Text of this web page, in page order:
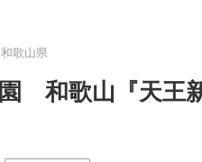
和歌山県
和歌山『天王